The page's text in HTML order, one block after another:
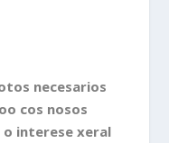
necesarios
cos nosos
interese xeral